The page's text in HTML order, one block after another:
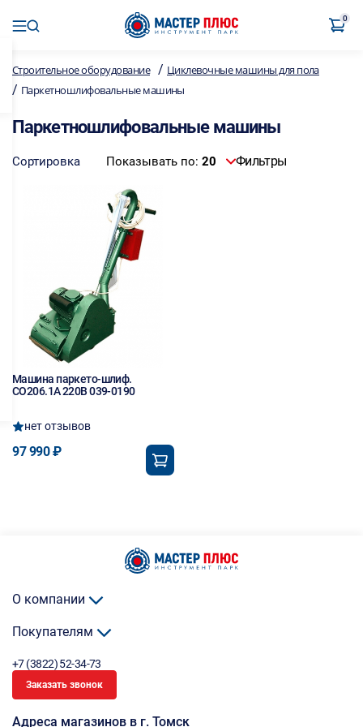
0
Строительное оборудование / Циклевочные машины для пола
/ Паркетношлифовальные машины
Паркетношлифовальные машины
Сортировка Показывать по: 20 Фильтры
Машина паркето-шлиф.
СО206.1А 220В 039-0190
нет отзывов
97 990 ₽
О компании
Покупателям
+7 (3822) 52-34-73
Заказать звонок
Адреса магазинов в г. Томск